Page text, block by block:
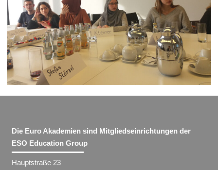
Die Euro Akademien sind Mitgliedseinrichtungen der
ESO Education Group
Hauptstraße 23